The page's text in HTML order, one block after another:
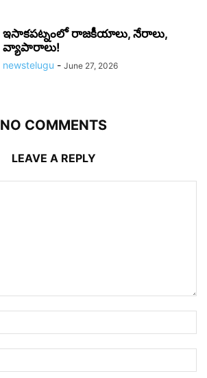
ఇసాకపట్నంలో రాజ‌కీయాలు, నేరాలు,
వ్యాపారాలు!
newstelugu - June 27, 2026
NO COMMENTS
LEAVE A REPLY